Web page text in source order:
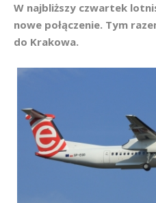
W najbliższy czwartek
nowe połączenie. Tym
do Krakowa.